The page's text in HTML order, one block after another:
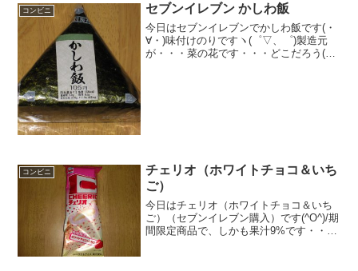
コンビニ セブンイレブン かしわ飯
今日はセブンイレブンでかしわ飯です(・
∀・)味付けのりですヽ(゜▽、゜)製造元
が・・・菜の花です・・・どこだろう(・
コンビニ
チェリオ（ホワイトチョコ＆いち
ご）
今日はチェリオ（ホワイトチョコ＆いち
ご）（セブンイレブン購入）です(^O^)/期
間限定商品で、しかも果汁9%です・・・